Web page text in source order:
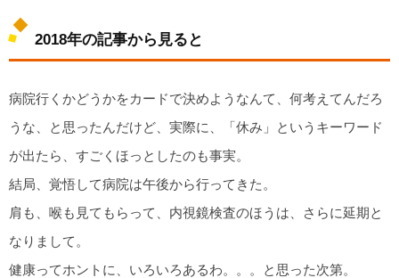
2018年の記事から見ると
病院行くかどうかをカードで決めようなんて、何考えてんだろ
うな、と思ったんだけど、実際に、「休み」というキーワード
が出たら、すごくほっとしたのも事実。
結局、覚悟して病院は午後から行ってきた。
肩も、喉も見てもらって、内視鏡検査のほうは、さらに延期と
なりまして。
健康ってホントに、いろいろあるわ。。。と思った次第。